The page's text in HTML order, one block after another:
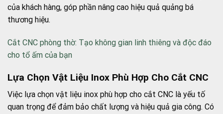
của khách hàng, góp phần nâng cao hiệu quả quảng bá
thương hiệu.
Cắt CNC phòng thờ: Tạo không gian linh thiêng và độc đáo
cho tổ ấm của bạn
Lựa Chọn Vật Liệu Inox Phù Hợp Cho Cắt CNC
Việc lựa chọn vật liệu inox phù hợp cho cắt CNC là yếu tố
quan trọng để đảm bảo chất lượng và hiệu quả gia công. Có